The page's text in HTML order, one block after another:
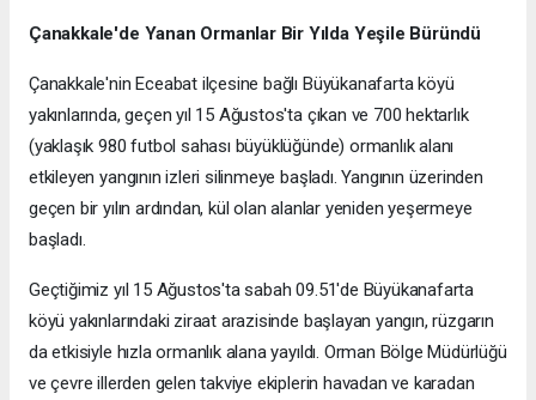
Çanakkale'de Yanan Ormanlar Bir Yılda Yeşile Büründü
Çanakkale'nin Eceabat ilçesine bağlı Büyükanafarta köyü
yakınlarında, geçen yıl 15 Ağustos'ta çıkan ve 700 hektarlık
(yaklaşık 980 futbol sahası büyüklüğünde) ormanlık alanı
etkileyen yangının izleri silinmeye başladı. Yangının üzerinden
geçen bir yılın ardından, kül olan alanlar yeniden yeşermeye
başladı.
Geçtiğimiz yıl 15 Ağustos'ta sabah 09.51'de Büyükanafarta
köyü yakınlarındaki ziraat arazisinde başlayan yangın, rüzgarın
da etkisiyle hızla ormanlık alana yayıldı. Orman Bölge Müdürlüğü
ve çevre illerden gelen takviye ekiplerin havadan ve karadan